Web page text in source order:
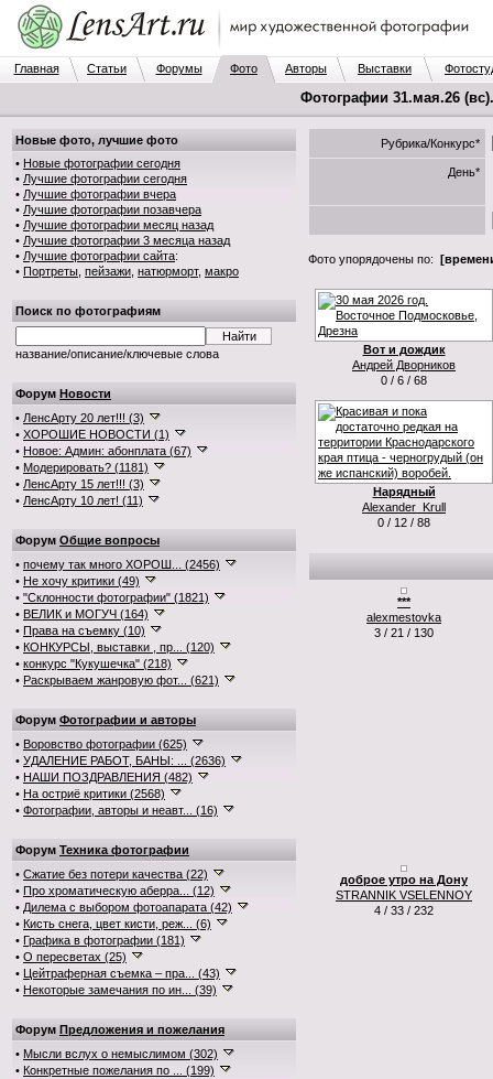
Главная Статьи Форумы Фото Авторы Выставки
Фотографии 31.мая.26
Новые фото, лучшие фото
• Новые фотографии сегодня
• Лучшие фотографии сегодня
• Лучшие фотографии вчера
• Лучшие фотографии позавчера
• Лучшие фотографии месяц назад
• Лучшие фотографии 3 месяца назад
• Лучшие фотографии сайта:
• Портреты пейзажи натюрморт, макро
Поиск по фотографиям
название/описание/ключевые слова
Форум Новости
• ЛенсАрту 20 лет!!! (3)
• ХОРОШИЕ НОВОСТИ (1)
• Новое: Админ: абонплата (67)
• Модерировать? (1181)
• ЛенсАрту 15 лет!!! (3)
• ЛенсАрту 10 лет! (11)
Форум Общие вопросы
• почему так много ХОРОШ... (2456)
• Не хочу критики (49)
• "Склонности фотографии" (1821)
• ВЕЛИК и МОГУЧ (164)
• Права на съемку (10)
• КОНКУРСЫ, выставки , пр... (120)
• конкурс "Кукушечка" (218)
• Раскрываем жанровую фот... (621)
Форум Фотографии и авторы
• Воровство фотографии (625)
• УДАЛЕНИЕ РАБОТ, БАНЫ: ... (2636)
• НАШИ ПОЗДРАВЛЕНИЯ (482)
• На остриё критики (2568)
• Фотографии, авторы и неавт... (16)
Форум Техника фотографии
• Сжатие без потери качества (22)
• Про хроматическую аберра... (12)
• Дилема с выбором фотоапарата (42)
• Кисть снега, цвет кисти, реж... (6)
• Графика в фотографии (181)
• О пересветах (25)
• Цейтраферная съемка – пра... (43)
• Некоторые замечания по ин... (39)
Форум Предложения и пожелания
• Мысли вслух о немыслимом (302)
• Конкретные пожелания по ... (199)
Рубрика/Конкурс*
День*
Фото упорядочены по:
Вот и дождик
Андрей Дворников
0 / 6 / 68
Нарядный
Alexander_Krull
0 / 12 / 88
***
alexmestovka
3 / 21 / 130
доброе утро на Дону
STRANNIK VSELENNOY
4 / 33 / 232